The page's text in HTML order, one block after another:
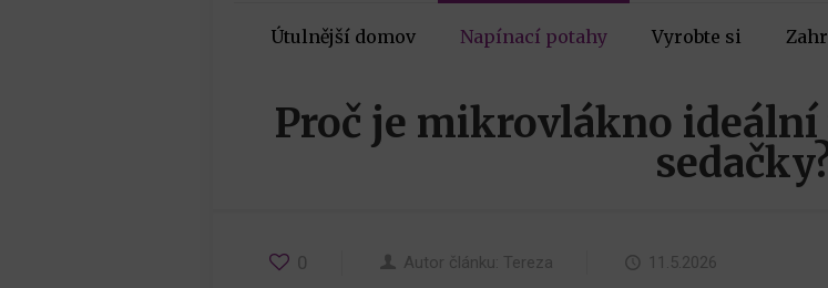
Útulnější domov Napínací potahy Vyrobte si
Proč je mikrovlákno
0 Autor článku: Tereza 11.5.2026